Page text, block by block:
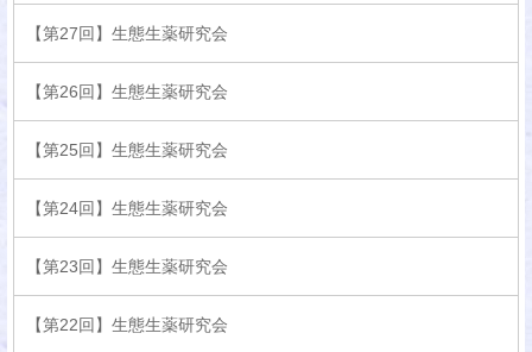
【第27回】生態生薬研究会
【第26回】生態生薬研究会
【第25回】生態生薬研究会
【第24回】生態生薬研究会
【第23回】生態生薬研究会
【第22回】生態生薬研究会